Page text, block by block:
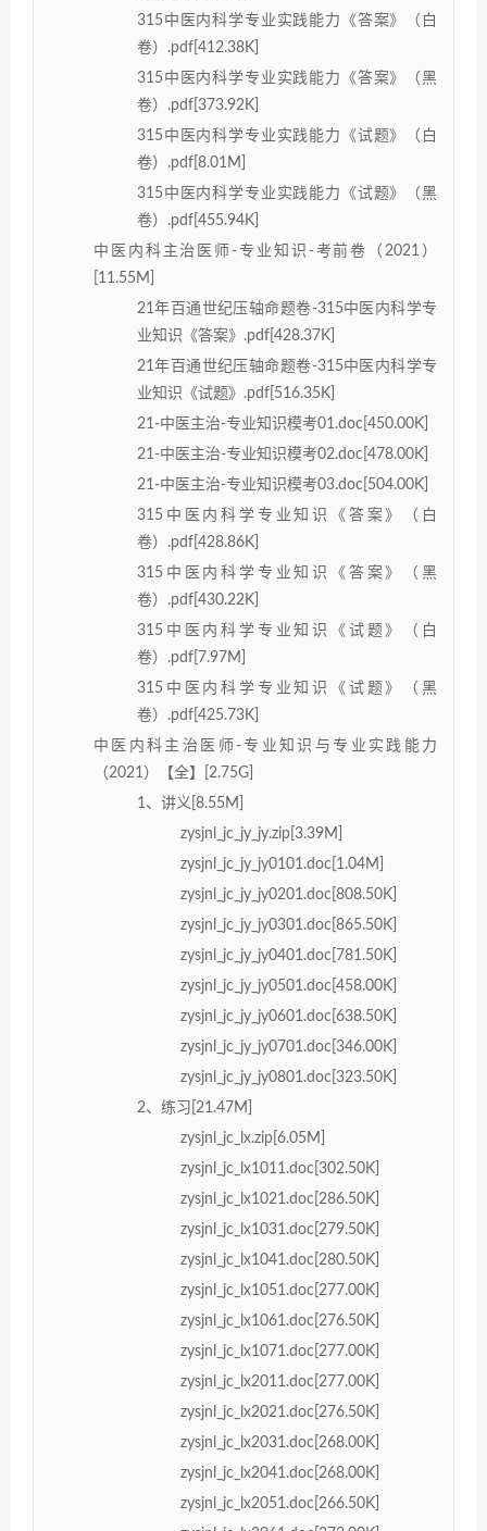
315中医内科学专业实践能力《答案》（白
卷）.pdf[412.38K]
315中医内科学专业实践能力《答案》（黑
卷）.pdf[373.92K]
315中医内科学专业实践能力《试题》（白
卷）.pdf[8.01M]
315中医内科学专业实践能力《试题》（黑
卷）.pdf[455.94K]
中医内科主治医师-专业知识-考前卷（2021）
[11.55M]
21年百通世纪压轴命题卷-315中医内科学专
业知识《答案》.pdf[428.37K]
21年百通世纪压轴命题卷-315中医内科学专
业知识《试题》.pdf[516.35K]
21-中医主治-专业知识模考01.doc[450.00K]
21-中医主治-专业知识模考02.doc[478.00K]
21-中医主治-专业知识模考03.doc[504.00K]
315中医内科学专业知识《答案》（白
卷）.pdf[428.86K]
315中医内科学专业知识《答案》（黑
卷）.pdf[430.22K]
315中医内科学专业知识《试题》（白
卷）.pdf[7.97M]
315中医内科学专业知识《试题》（黑
卷）.pdf[425.73K]
中医内科主治医师-专业知识与专业实践能力
（2021）【全】[2.75G]
1、讲义[8.55M]
zysjnl_jc_jy_jy.zip[3.39M]
zysjnl_jc_jy_jy0101.doc[1.04M]
zysjnl_jc_jy_jy0201.doc[808.50K]
zysjnl_jc_jy_jy0301.doc[865.50K]
zysjnl_jc_jy_jy0401.doc[781.50K]
zysjnl_jc_jy_jy0501.doc[458.00K]
zysjnl_jc_jy_jy0601.doc[638.50K]
zysjnl_jc_jy_jy0701.doc[346.00K]
zysjnl_jc_jy_jy0801.doc[323.50K]
2、练习[21.47M]
zysjnl_jc_lx.zip[6.05M]
zysjnl_jc_lx1011.doc[302.50K]
zysjnl_jc_lx1021.doc[286.50K]
zysjnl_jc_lx1031.doc[279.50K]
zysjnl_jc_lx1041.doc[280.50K]
zysjnl_jc_lx1051.doc[277.00K]
zysjnl_jc_lx1061.doc[276.50K]
zysjnl_jc_lx1071.doc[277.00K]
zysjnl_jc_lx2011.doc[277.00K]
zysjnl_jc_lx2021.doc[276.50K]
zysjnl_jc_lx2031.doc[268.00K]
zysjnl_jc_lx2041.doc[268.00K]
zysjnl_jc_lx2051.doc[266.50K]